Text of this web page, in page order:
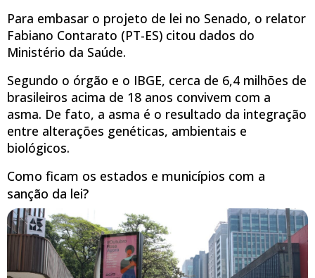
Para embasar o projeto de lei no Senado, o relator
Fabiano Contarato (PT-ES) citou dados do
Ministério da Saúde.
Segundo o órgão e o IBGE, cerca de 6,4 milhões de
brasileiros acima de 18 anos convivem com a
asma. De fato, a asma é o resultado da integração
entre alterações genéticas, ambientais e
biológicos.
Como ficam os estados e municípios com a
sanção da lei?